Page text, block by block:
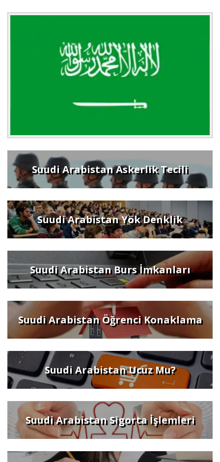
Suudi Arabistan Askerlik Tecili
Suudi Arabistan Yök Denklik
Suudi Arabistan Burs İmkanları
Suudi Arabistan Öğrenci Konaklama
Suudi Arabistan Ucuz Mu?
Suudi Arabistan Sigorta İşlemleri